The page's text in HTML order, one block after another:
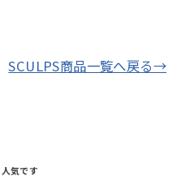
SCULPS商品一覧へ戻る→